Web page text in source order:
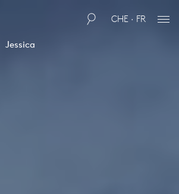
CHE · FR
Jessica